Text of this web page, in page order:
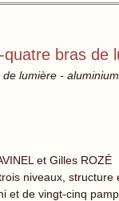
bras de
lumière -
et Gilles ROZÉ
niveaux,
et de vingt-cinq